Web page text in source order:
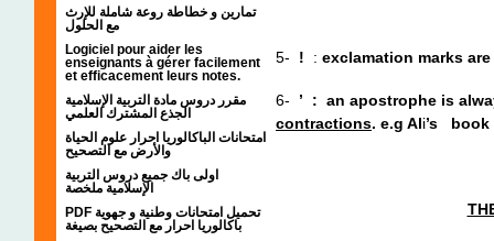
تمارين و خطاطة روعة شاملة للإرث
مع الحلول
Logiciel pour aider les
enseignants à gérer facilement
et efficacement leurs notes.
مقرر دروس مادة التربية الإسلامية
الجذع المشترك العلمي
امتحانات الباكالوريا احرار علوم الحياة
والأرض مع التصحيح
اولى باك جميع دروس التربية
الإسلامية ملخصة
PDF تحميل امتحانات وطنية و جهوية
باكالوريا احرار مع التصحيح بصيغة
5- ! : exclamation marks
6- ’ : an apostrophe is
contractions. e.g Ali’s